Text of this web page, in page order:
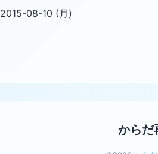
2015-08-10 (月)
から